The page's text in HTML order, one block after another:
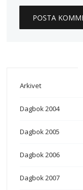
Arkivet
Dagbok 2004
Dagbok 2005
Dagbok 2006
Dagbok 2007